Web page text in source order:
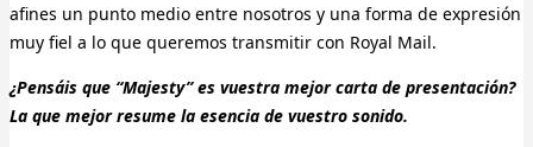
afines un punto medio entre nosotros y una forma de expresión
muy fiel a lo que queremos transmitir con Royal Mail.
¿Pensáis que “Majesty” es vuestra mejor carta de presentación?
La que mejor resume la esencia de vuestro sonido.